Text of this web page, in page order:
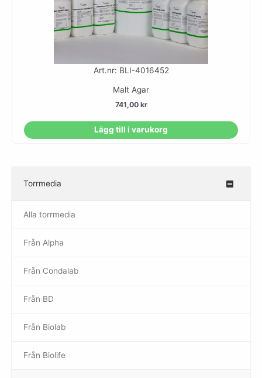
Art.nr: BLI-4016452
Malt Agar
741,00 kr
Lägg till i varukorg
Torrmedia
–
Alla torrmedia
Från Alpha
–
Från Condalab
Från BD
Från Biolab
–
Från Biolife
–